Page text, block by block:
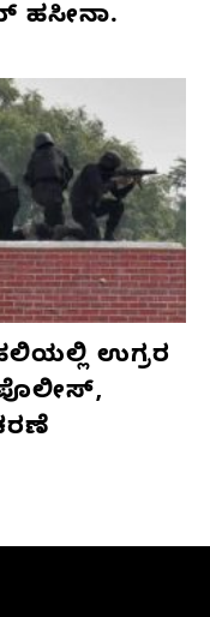
ಹಸೀನಾ.
ಉಗ್ರರ